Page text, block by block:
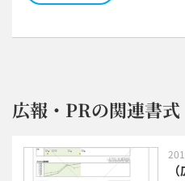
広報・PRの関連書式